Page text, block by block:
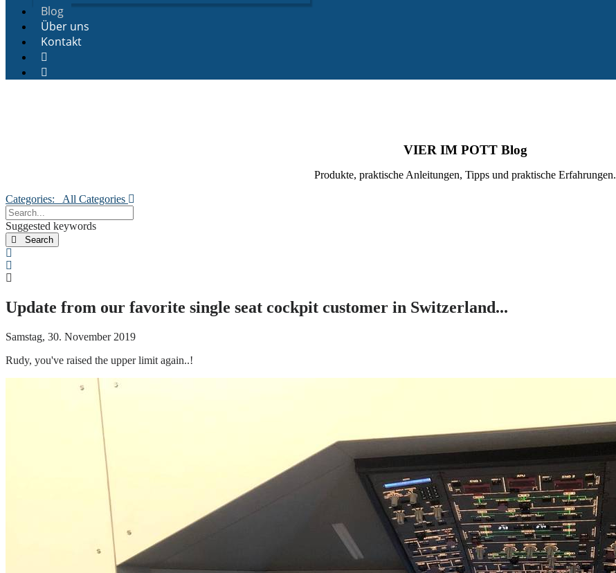
Blog
Über uns
Kontakt
VIER IM POTT Blog
Produkte, praktische Anleitungen, Tipps und praktische Erfahrungen.
Categories:
All Categories
Search...
Suggested keywords
Search
Update from our favorite single seat cockpit customer in Switzerland...
Samstag, 30. November 2019
Rudy, you've raised the upper limit again..!